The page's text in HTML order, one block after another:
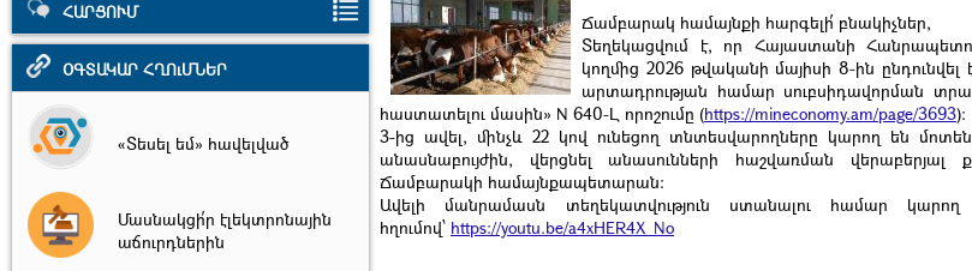
9
Սեպտեմբեր
Գեղեցկության
համաշխարհային օր
10
Սեպտեմբեր
Ֆաշիզմի զոհերի
օր
21
Սեպտեմբեր
1
Տարեցների
համաշխարհային օր
ՀԱՐՑՈՒՄ
ՕԳՏԱԿԱՐ ՀՂՈւՄՆԵՐ
«Տեսել եմ» հավելված
Մասնակցի՛ր էլեկտրոնային
աճուրդներին
Ճամբարակ համայնքի հարգելի՛ բնակիչներ,
Տեղեկացվում է, որ Հայաստանի
կողմից 2026 թվականի մայիսի 8-ին
արտադրության համար սուբսիդավորման
հաստատելու մասին» N 640-Լ որոշումը (https://mineconomy.am/page/3693)։
3-ից ավել, մինչև 22 կով ունեցող տնտեսվարողները կարող են
անասնաբույժին, վերցնել անասունների հաշվառման
Ճամբարակի համայնքապետարան։
Ավելի մանրամասն տեղեկատվություն ստանալու համար
հղումով՝ https://youtu.be/a4xHER4X_No